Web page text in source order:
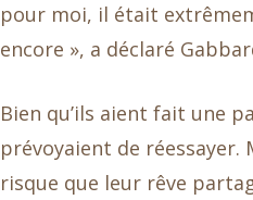
pour moi, il était
encore », a déclaré
Bien qu’ils aient fait une
prévoyaient de réessayer.
risque que leur rêve